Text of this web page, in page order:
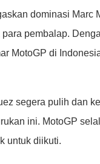
dominasi Marc
pembalap.
MotoGP di
segera pulih dan
ini. MotoGP
untuk diikuti.